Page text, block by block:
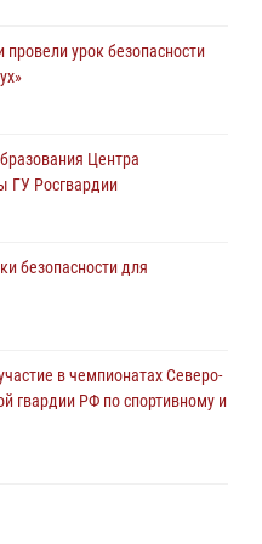
оказали содействие
мероприятия
правопорядок в
улице задержали двух
одного из баров в
провели урок безопасности
Центра
ГУ Росгвардии
безопасности для
в чемпионатах Северо-
гвардии РФ по спортивному и